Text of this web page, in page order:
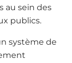
au sein des
publics.
système de